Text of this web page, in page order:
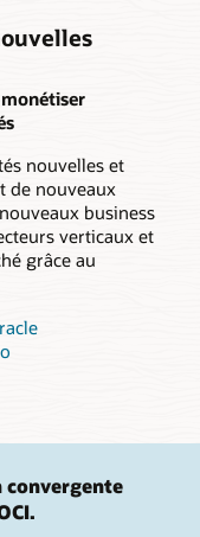
nouvelles et
de nouveaux
business
verticaux et
grâce au